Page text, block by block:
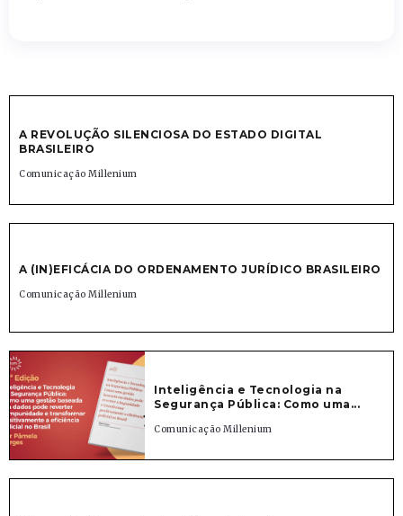
A REVOLUÇÃO SILENCIOSA DO ESTADO DIGITAL
BRASILEIRO
Comunicação Millenium
A (IN)EFICÁCIA DO ORDENAMENTO JURÍDICO BRASILEIRO
Comunicação Millenium
Inteligência e Tecnologia na
Segurança Pública: Como uma...
Comunicação Millenium